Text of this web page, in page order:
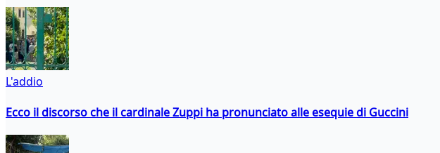
L'addio
Ecco il discorso che il cardinale Zuppi ha pronunciato alle esequie di Guccini